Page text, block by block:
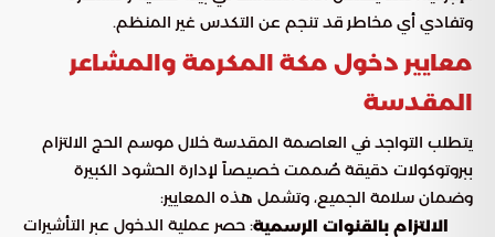
وتفادي أي مخاطر قد تنجم عن التكدس غير المنظم.
معايير دخول مكة المكرمة والمشاعر
المقدسة
يتطلب التواجد في العاصمة المقدسة خلال موسم الحج الالتزام
ببروتوكولات دقيقة صُممت خصيصاً لإدارة الحشود الكبيرة
وضمان سلامة الجميع، وتشمل هذه المعايير:
الالتزام بالقنوات الرسمية: حصر عملية الدخول عبر التأشيرات